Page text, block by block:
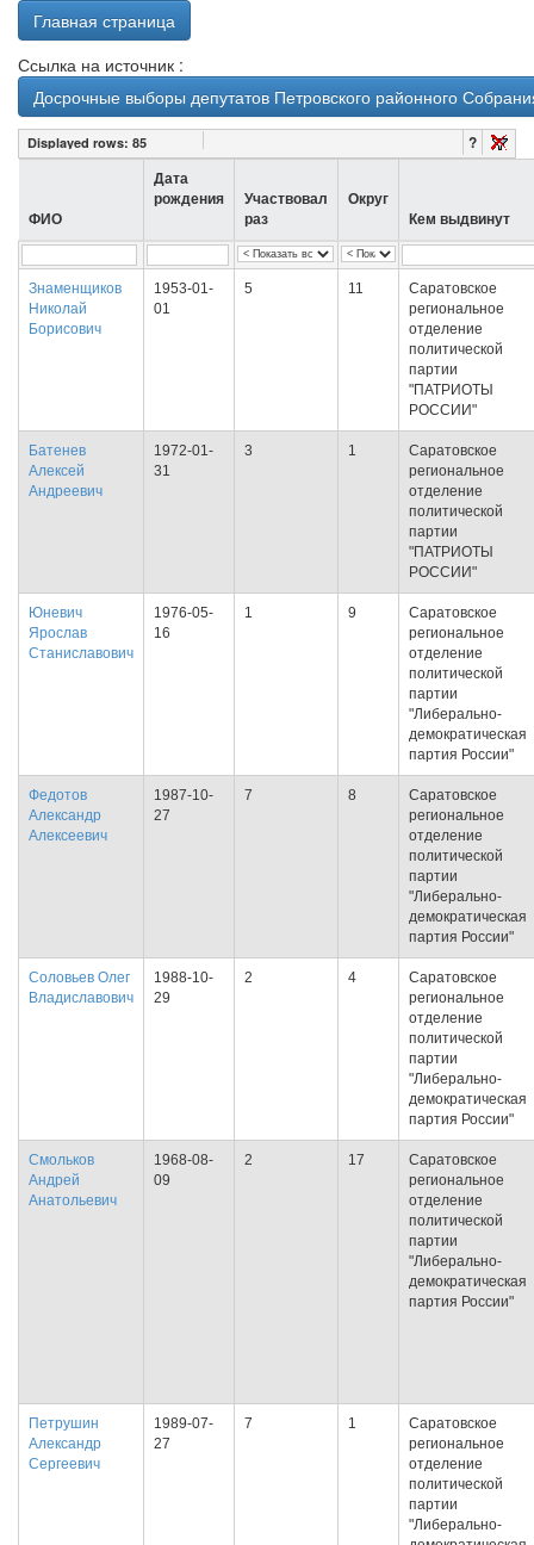
Главная страница
Ссылка на источник :
Досрочные выборы депутатов Петровского районного
Displayed rows: 85 ?
ФИО
Дата
рождения
Участвовал
раз
Округ
Кем выдвинут
Знаменщиков
Николай
Борисович
1953-01-
01
5 11
Саратовское
региональное
отделение
политической
партии
"ПАТРИОТЫ
РОССИИ"
Батенев
Алексей
Андреевич
1972-01-
31
3 1
Саратовское
региональное
отделение
политической
партии
"ПАТРИОТЫ
РОССИИ"
Юневич
Ярослав
Станиславович
1976-05-
16
1 9
Саратовское
региональное
отделение
политической
партии
"Либерально-
демократическая
партия России"
Федотов
Александр
Алексеевич
1987-10-
27
7 8
Саратовское
региональное
отделение
политической
партии
"Либерально-
демократическая
партия России"
Соловьев Олег
Владиславович
1988-10-
29
2 4
Саратовское
региональное
отделение
политической
партии
"Либерально-
демократическая
партия России"
Смольков
Андрей
Анатольевич
1968-08-
09
2 17
Саратовское
региональное
отделение
политической
партии
"Либерально-
демократическая
партия России"
Петрушин
Александр
Сергеевич
1989-07-
27
7 1
Саратовское
региональное
отделение
политической
партии
"Либерально-